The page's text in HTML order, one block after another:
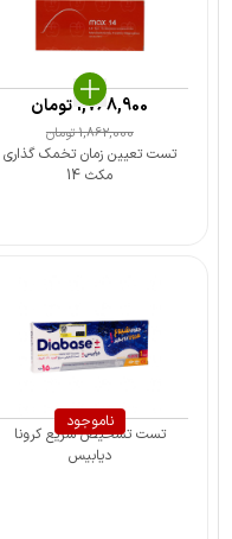
تست تعیین زمان تخمک گذاری
مکث 14
1,862,000تومان
1,768,900تومان
ناموجود
تست تشخیص سریع کرونا
دیابیس